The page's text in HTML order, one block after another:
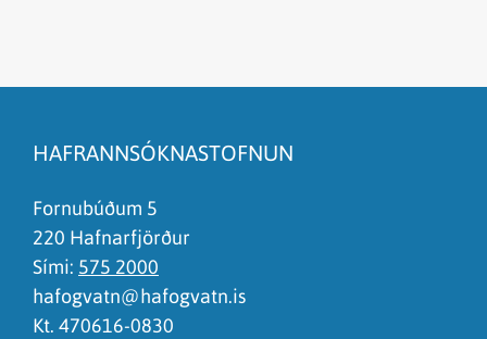
Það er of mikið efni á síðunni
Ég skil ekki efnið, finnst það of flókið
HAFRANNSÓKNASTOFNUN
Fornubúðum 5
220 Hafnarfjörður
Sími: 575 2000
hafogvatn@hafogvatn.is
Kt. 470616-0830